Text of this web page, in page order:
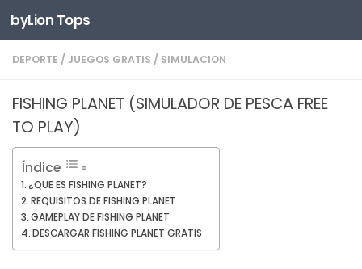
Saltar al contenido
byLion Tops
DEPORTE / JUEGOS GRATIS / SIMULACION
FISHING PLANET (SIMULADOR DE PESCA FREE
TO PLAY)
Índice
¿QUE ES FISHING PLANET?
REQUISITOS DE FISHING PLANET
GAMEPLAY DE FISHING PLANET
DESCARGAR FISHING PLANET GRATIS